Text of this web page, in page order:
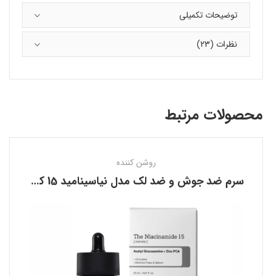
توضیحات تکمیلی
نظرات (23)
محصولات مرتبط
روشن کننده
سرم ضد جوش و ضد لک مدل نیاسینامید 15 کوزارکس COSRX